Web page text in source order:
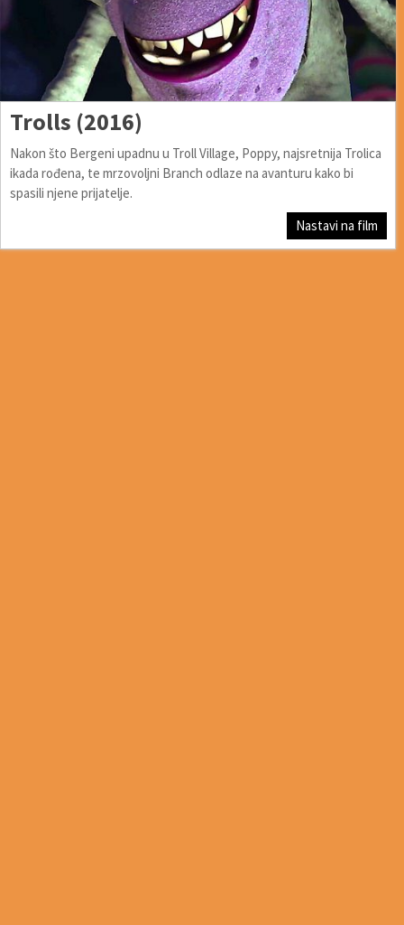
Trolls (2016)
Nakon što Bergeni upadnu u Troll Village, Poppy, najsretnija Trolica
ikada rođena, te mrzovoljni Branch odlaze na avanturu kako bi
spasili njene prijatelje.
Nastavi na film